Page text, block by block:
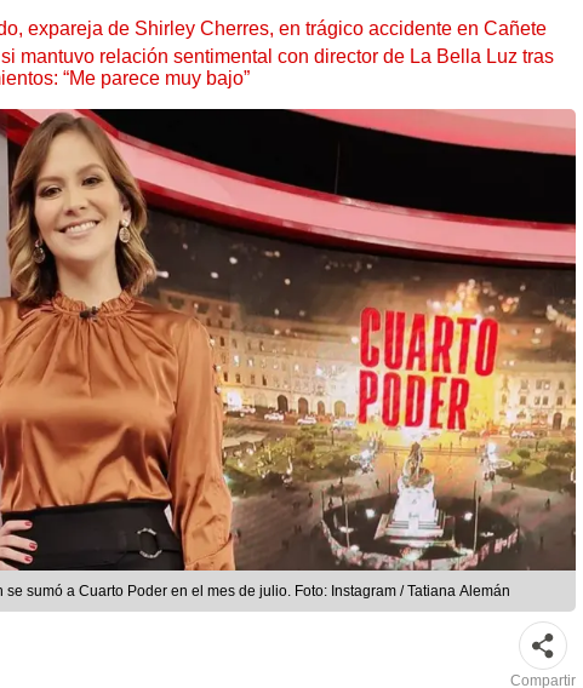
expareja de Shirley Cherres, en trágico accidente en Cañete
mantuvo relación sentimental con director de La Bella Luz tras
“Me parece muy bajo”
se sumó a Cuarto Poder en el mes de julio. Foto: Instagram / Tatiana Alemán
Compartir